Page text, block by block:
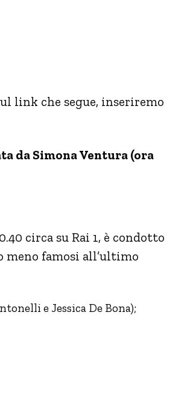
link che segue, inseriremo
da Simona Ventura (ora
circa su Rai 1, è condotto
meno famosi all’ultimo
e Jessica De Bona);